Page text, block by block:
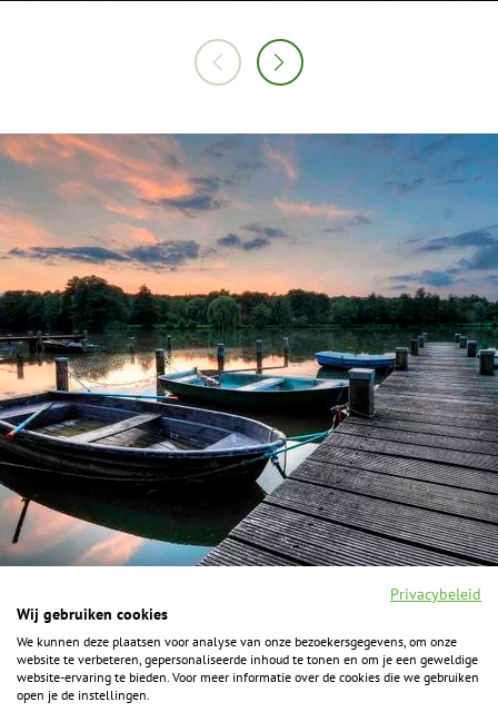
F
a
c
I
n
s
Y
o
u
P
i
n
Privacybeleid
Wij gebruiken cookies
We kunnen deze plaatsen voor analyse van onze bezoekersgegevens, om onze
website te verbeteren, gepersonaliseerde inhoud te tonen en om je een geweldige
website-ervaring te bieden. Voor meer informatie over de cookies die we gebruiken
open je de instellingen.